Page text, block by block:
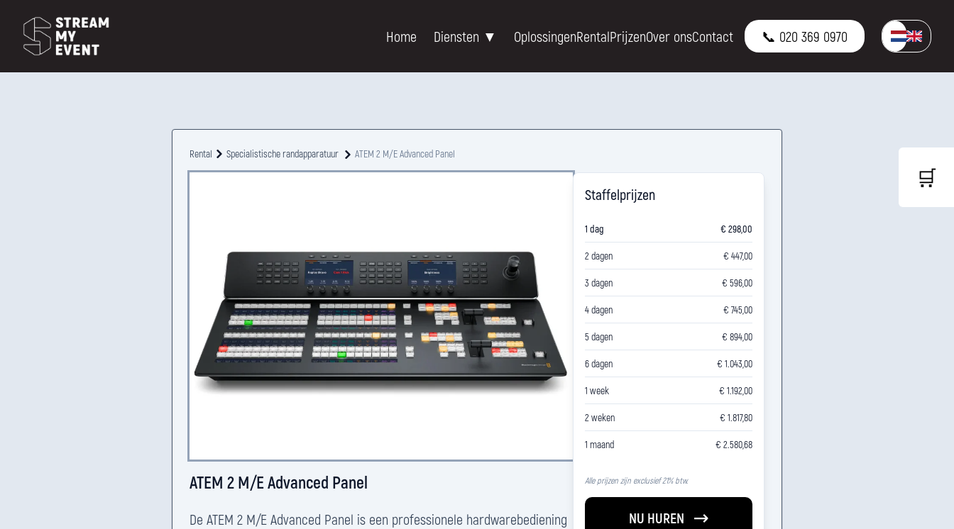
Home Diensten ▼ OplossingenRentalPrijzenOver onsContact 📞 020 369 0970
Rental Specialistische randapparatuur ATEM 2 M/E Advanced Panel
ATEM 2 M/E Advanced Panel
De ATEM 2 M/E Advanced Panel is een professionele hardwarebediening
Staffelprijzen
1 dag € 298,00
2 dagen € 447,00
3 dagen € 596,00
4 dagen € 745,00
5 dagen € 894,00
6 dagen € 1.043,00
1 week € 1.192,00
2 weken € 1.817,80
1 maand € 2.580,68
Alle prijzen zijn exclusief 21% btw.
NU HUREN
🛒